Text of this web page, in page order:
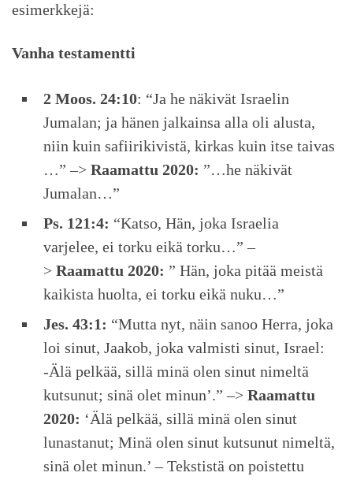
esimerkkejä:
Vanha testamentti
2 Moos. 24:10: “Ja he näkivät Israelin
Jumalan; ja hänen jalkainsa alla oli alusta,
niin kuin safiirikivistä, kirkas kuin itse taivas
…” –> Raamattu 2020: ”…he näkivät
Jumalan…”
Ps. 121:4: “Katso, Hän, joka Israelia
varjelee, ei torku eikä torku…” –
> Raamattu 2020: ” Hän, joka pitää meistä
kaikista huolta, ei torku eikä nuku…”
Jes. 43:1: “Mutta nyt, näin sanoo Herra, joka
loi sinut, Jaakob, joka valmisti sinut, Israel:
-Älä pelkää, sillä minä olen sinut nimeltä
kutsunut; sinä olet minun’.” –> Raamattu
2020: ‘Älä pelkää, sillä minä olen sinut
lunastanut; Minä olen sinut kutsunut nimeltä,
sinä olet minun.’ – Tekstistä on poistettu